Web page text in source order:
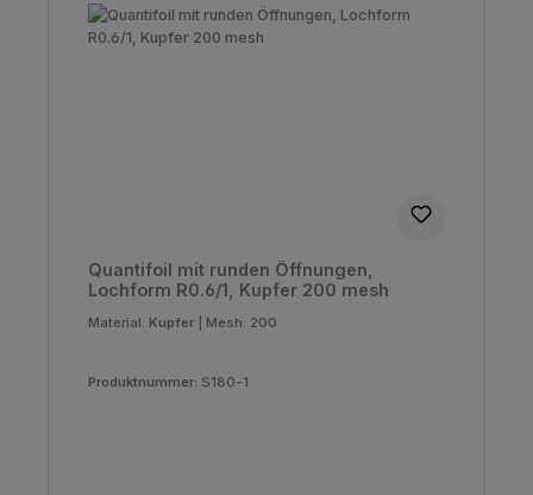
Quantifoil mit runden Öffnungen,
Lochform R0.6/1, Kupfer 200 mesh
Material: Kupfer Mesh: 200
Produktnummer: S180-1